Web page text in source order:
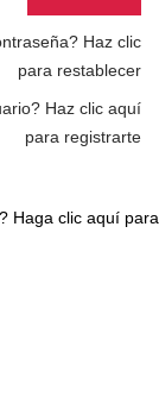
Haz clic
para restablecer
Haz clic aquí
para registrarte
Haga clic aquí para